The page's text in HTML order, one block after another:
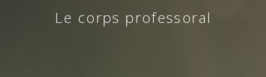
Le corps professoral